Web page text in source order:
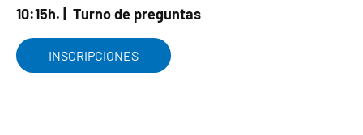
10:15h. | Turno de preguntas
INSCRIPCIONES